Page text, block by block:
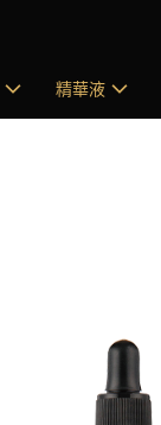
精華液